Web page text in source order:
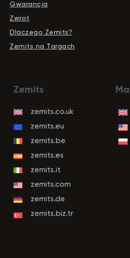
Gwarancja
Zwrot
Dlaczego Zemits?
Zemits na Targach